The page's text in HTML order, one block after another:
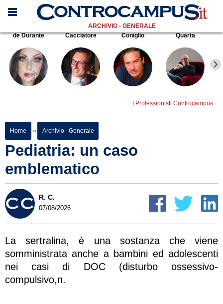
ARCHIVIO - GENERALE
de Durante
Cacciatore Coniglio Quarta
I Professionisti Controcampus
Home » Archivio - Generale
Pediatria: un caso
emblematico
R. C.
07/08/2026
La sertralina, è una sostanza che viene
somministrata anche a bambini ed adolescenti
nei casi di DOC (disturbo ossessivo-
compulsivo,n.